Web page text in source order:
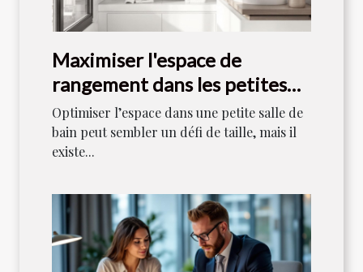
Maximiser l'espace de
rangement dans les petites
salles de bain
Optimiser l’espace dans une petite salle de
bain peut sembler un défi de taille, mais il
existe...